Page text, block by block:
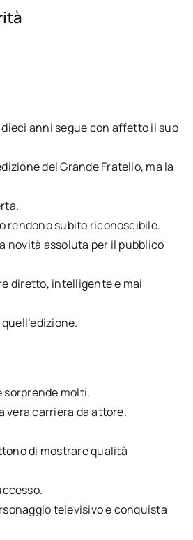
anni segue con affetto il suo
del Grande Fratello, ma la
rendono subito riconoscibile.
novità assoluta per il pubblico
diretto, intelligente e mai
sorprende molti.
vera carriera da attore.
di mostrare qualità
televisivo e conquista